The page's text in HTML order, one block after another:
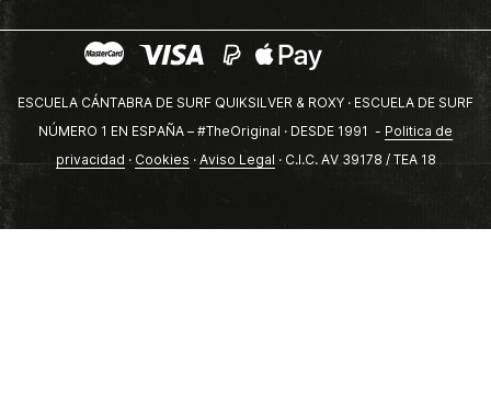
ESCUELA CÁNTABRA DE SURF QUIKSILVER & ROXY · ESCUELA DE SURF
NÚMERO 1 EN ESPAÑA – #TheOriginal · DESDE 1991 - Politica de
privacidad · Cookies · Aviso Legal · C.I.C. AV 39178 / TEA 18